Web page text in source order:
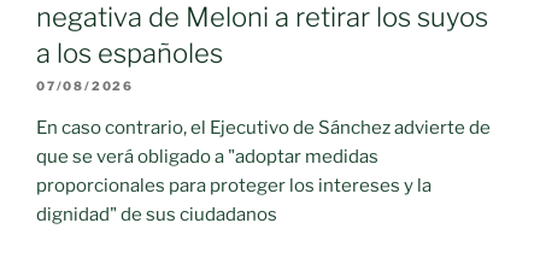
negativa de Meloni a retirar los suyos
a los españoles
07/08/2026
En caso contrario, el Ejecutivo de Sánchez advierte de
que se verá obligado a "adoptar medidas
proporcionales para proteger los intereses y la
dignidad" de sus ciudadanos